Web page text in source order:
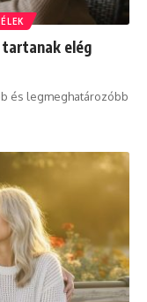
tartanak elég
és legmeghatározóbb